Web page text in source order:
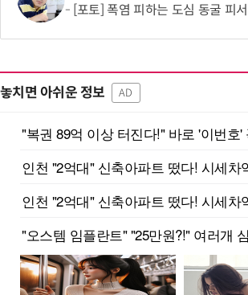
[포토] 폭염 피하는 도심 동굴 피서
놓치면 아쉬운 정보 AD